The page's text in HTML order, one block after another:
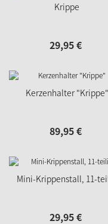
Krippe
29,95€
Kerzenhalter "Krippe"
89,95€
Mini-Krippenstall, 11-
29,95€